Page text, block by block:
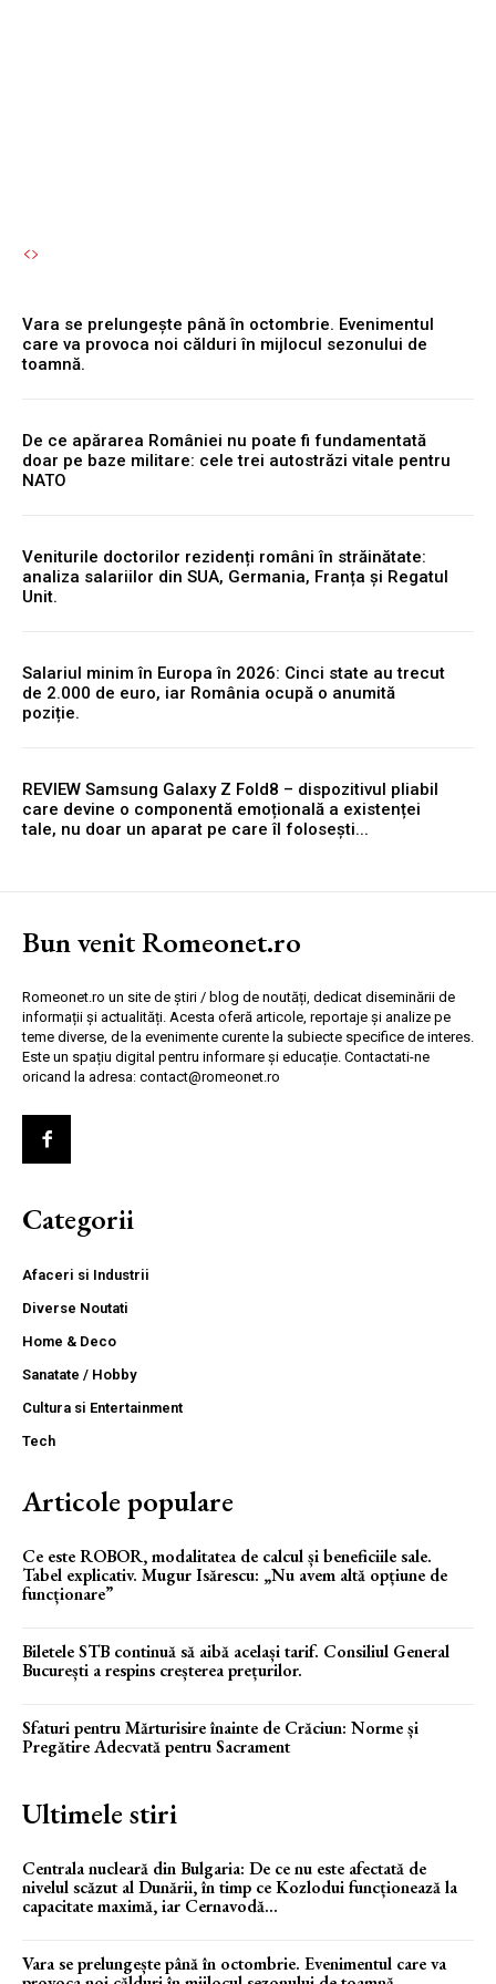
Vara se prelungește până în octombrie. Evenimentul
care va provoca noi călduri în mijlocul sezonului de
toamnă.
De ce apărarea României nu poate fi fundamentată
doar pe baze militare: cele trei autostrăzi vitale pentru
NATO
Veniturile doctorilor rezidenți români în străinătate:
analiza salariilor din SUA, Germania, Franța și Regatul
Unit.
Salariul minim în Europa în 2026: Cinci state au trecut
de 2.000 de euro, iar România ocupă o anumită
poziție.
REVIEW Samsung Galaxy Z Fold8 – dispozitivul pliabil
care devine o componentă emoțională a existenței
tale, nu doar un aparat pe care îl folosești...
Bun venit Romeonet.ro
Romeonet.ro un site de știri / blog de noutăți, dedicat diseminării de
informații și actualități. Acesta oferă articole, reportaje și analize pe
teme diverse, de la evenimente curente la subiecte specifice de interes.
Este un spațiu digital pentru informare și educație. Contactati-ne
oricand la adresa: contact@romeonet.ro
Categorii
Afaceri si Industrii
Diverse Noutati
Home & Deco
Sanatate / Hobby
Cultura si Entertainment
Tech
Articole populare
Ce este ROBOR, modalitatea de calcul și beneficiile sale.
Tabel explicativ. Mugur Isărescu: „Nu avem altă opțiune de
funcționare”
Biletele STB continuă să aibă același tarif. Consiliul General
București a respins creșterea prețurilor.
Sfaturi pentru Mărturisire înainte de Crăciun: Norme și
Pregătire Adecvată pentru Sacrament
Ultimele stiri
Centrala nucleară din Bulgaria: De ce nu este afectată de
nivelul scăzut al Dunării, în timp ce Kozlodui funcționează la
capacitate maximă, iar Cernavodă...
Vara se prelungește până în octombrie. Evenimentul care va